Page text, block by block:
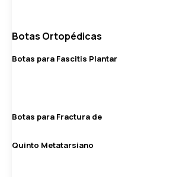
Botas Ortopédicas
Botas para Fascitis Plantar
Botas para Fractura de
Quinto Metatarsiano